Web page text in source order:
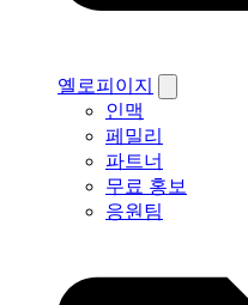
옐로피이지
인맥
페밀리
파트너
무료 홍보
응원팀